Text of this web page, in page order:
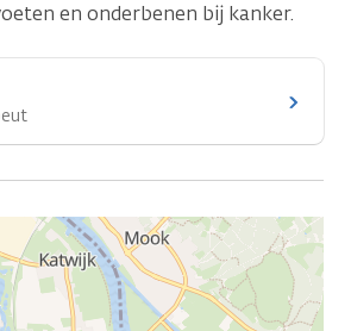
en onderbenen bij kanker.